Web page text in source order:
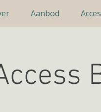
Aanbod